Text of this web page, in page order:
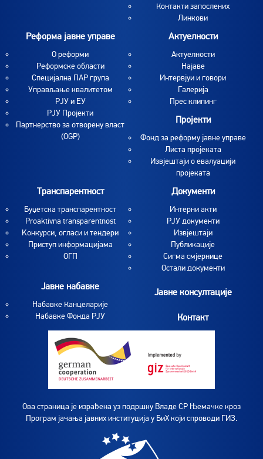
Контакти запослених
Линкови
Реформа јавне управе
О реформи
Реформске области
Специјална ПАР група
Управљање квалитетом
РЈУ и ЕУ
РЈУ Пројекти
Партнерство за отворену власт
(OGP)
Актуелности
Aктуелности
Најаве
Интервјуи и говори
Галерија
Прес клипинг
Пројекти
Фонд за реформу јавне управе
Листа пројеката
Извјештаји о евалуацији
пројеката
Транспарентност
Буџетска транспарентност
Proaktivna transparentnost
Koнкурси, огласи и тендери
Приступ информацијама
ОГП
Документи
Интерни акти
РЈУ документи
Извјештаји
Публикације
Сигма смјернице
Остали документи
Јавне набавке
Набавке Канцеларије
Набавке Фонда РЈУ
Јавне консултације
Контакт
Ова страница је израђена уз подршку Владе СР Њемачке кроз
Програм јачања јавних институција у БиХ који спроводи ГИЗ.